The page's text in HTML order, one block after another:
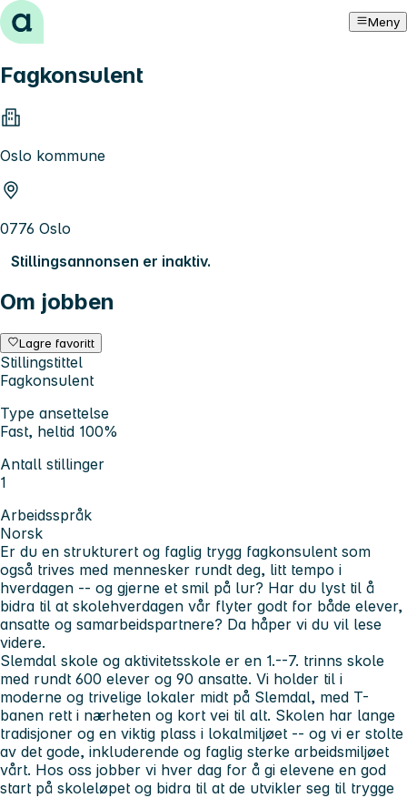
Hopp til innhold Meny
Fagkonsulent
Oslo kommune
0776 Oslo
Stillingsannonsen er inaktiv.
Om jobben
Lagre favoritt
Stillingstittel
Fagkonsulent
Type ansettelse
Fast, heltid 100%
Antall stillinger
1
Arbeidsspråk
Norsk
Er du en strukturert og faglig trygg fagkonsulent som
også trives med mennesker rundt deg, litt tempo i
hverdagen -- og gjerne et smil på lur? Har du lyst til å
bidra til at skolehverdagen vår flyter godt for både elever,
ansatte og samarbeidspartnere? Da håper vi du vil lese
videre.
Slemdal skole og aktivitetsskole er en 1.--7. trinns skole
med rundt 600 elever og 90 ansatte. Vi holder til i
moderne og trivelige lokaler midt på Slemdal, med T-
banen rett i nærheten og kort vei til alt. Skolen har lange
tradisjoner og en viktig plass i lokalmiljøet -- og vi er stolte
av det gode, inkluderende og faglig sterke arbeidsmiljøet
vårt. Hos oss jobber vi hver dag for å gi elevene en god
start på skoleløpet og bidra til at de utvikler seg til trygge